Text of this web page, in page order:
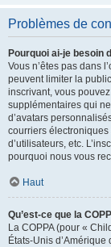
Problèmes de
Pourquoi ai-je besoin
Vous n’êtes pas dans
peuvent limiter la
inscrivant, vous
supplémentaires qui
d’avatars
courriers électroniques
d’utilisateurs, etc.
pourquoi nous vous
Haut
Qu’est-ce que la
La COPPA (pour «
États-Unis